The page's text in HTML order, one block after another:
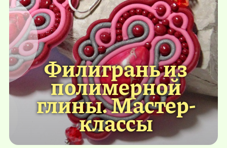
Филигрань из
полимерной
глины. Мастер-
классы